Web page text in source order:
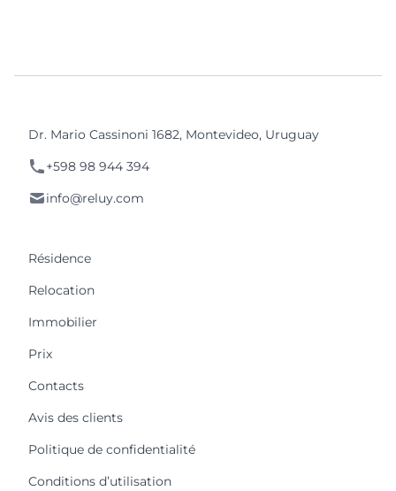
Dr. Mario Cassinoni 1682, Montevideo, Uruguay
+598 98 944 394
info@reluy.com
Résidence
Relocation
Immobilier
Prix
Contacts
Avis des clients
Politique de confidentialité
Conditions d’utilisation